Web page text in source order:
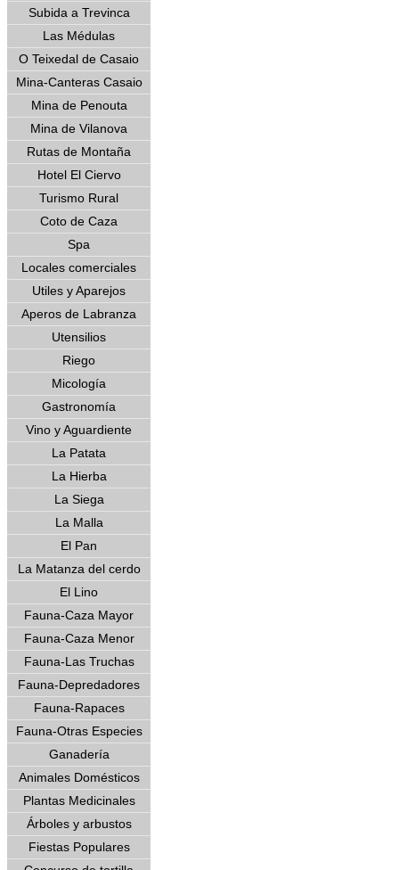
Subida a Trevinca
Las Médulas
O Teixedal de Casaio
Mina-Canteras Casaio
Mina de Penouta
Mina de Vilanova
Rutas de Montaña
Hotel El Ciervo
Turismo Rural
Coto de Caza
Spa
Locales comerciales
Utiles y Aparejos
Aperos de Labranza
Utensilios
Riego
Micología
Gastronomía
Vino y Aguardiente
La Patata
La Hierba
La Siega
La Malla
El Pan
La Matanza del cerdo
El Lino
Fauna-Caza Mayor
Fauna-Caza Menor
Fauna-Las Truchas
Fauna-Depredadores
Fauna-Rapaces
Fauna-Otras Especies
Ganadería
Animales Domésticos
Plantas Medicinales
Árboles y arbustos
Fiestas Populares